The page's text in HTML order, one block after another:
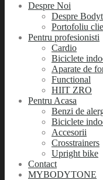
Despre Noi
Despre
Portofoliu
Pentru profesionisti
Cardio
Biciclete
Aparate de
Functional
HIIT ZRO
Pentru Acasa
Benzi de
Biciclete
Accesorii
Crosstrainers
Upright bike
Contact
MYBODYTONE